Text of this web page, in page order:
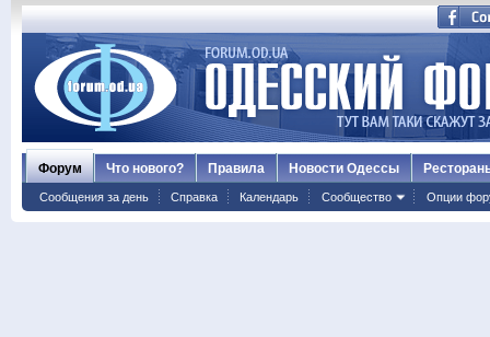
Форум
Сообщения за день Справка Календарь Сообщество Опции
Что нового? Правила Новости Одессы